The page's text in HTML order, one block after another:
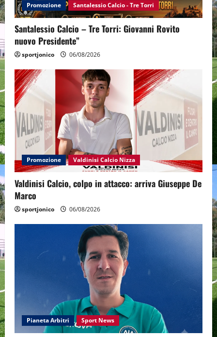
Promozione Santalessio Calcio - Tre Torri
Santalessio Calcio – Tre Torri: Giovanni Rovito
nuovo Presidente”
sportjonico 06/08/2026
Promozione Valdinisi Calcio Nizza
Valdinisi Calcio, colpo in attacco: arriva Giuseppe De
Marco
sportjonico 06/08/2026
Pianeta Arbitri Sport News